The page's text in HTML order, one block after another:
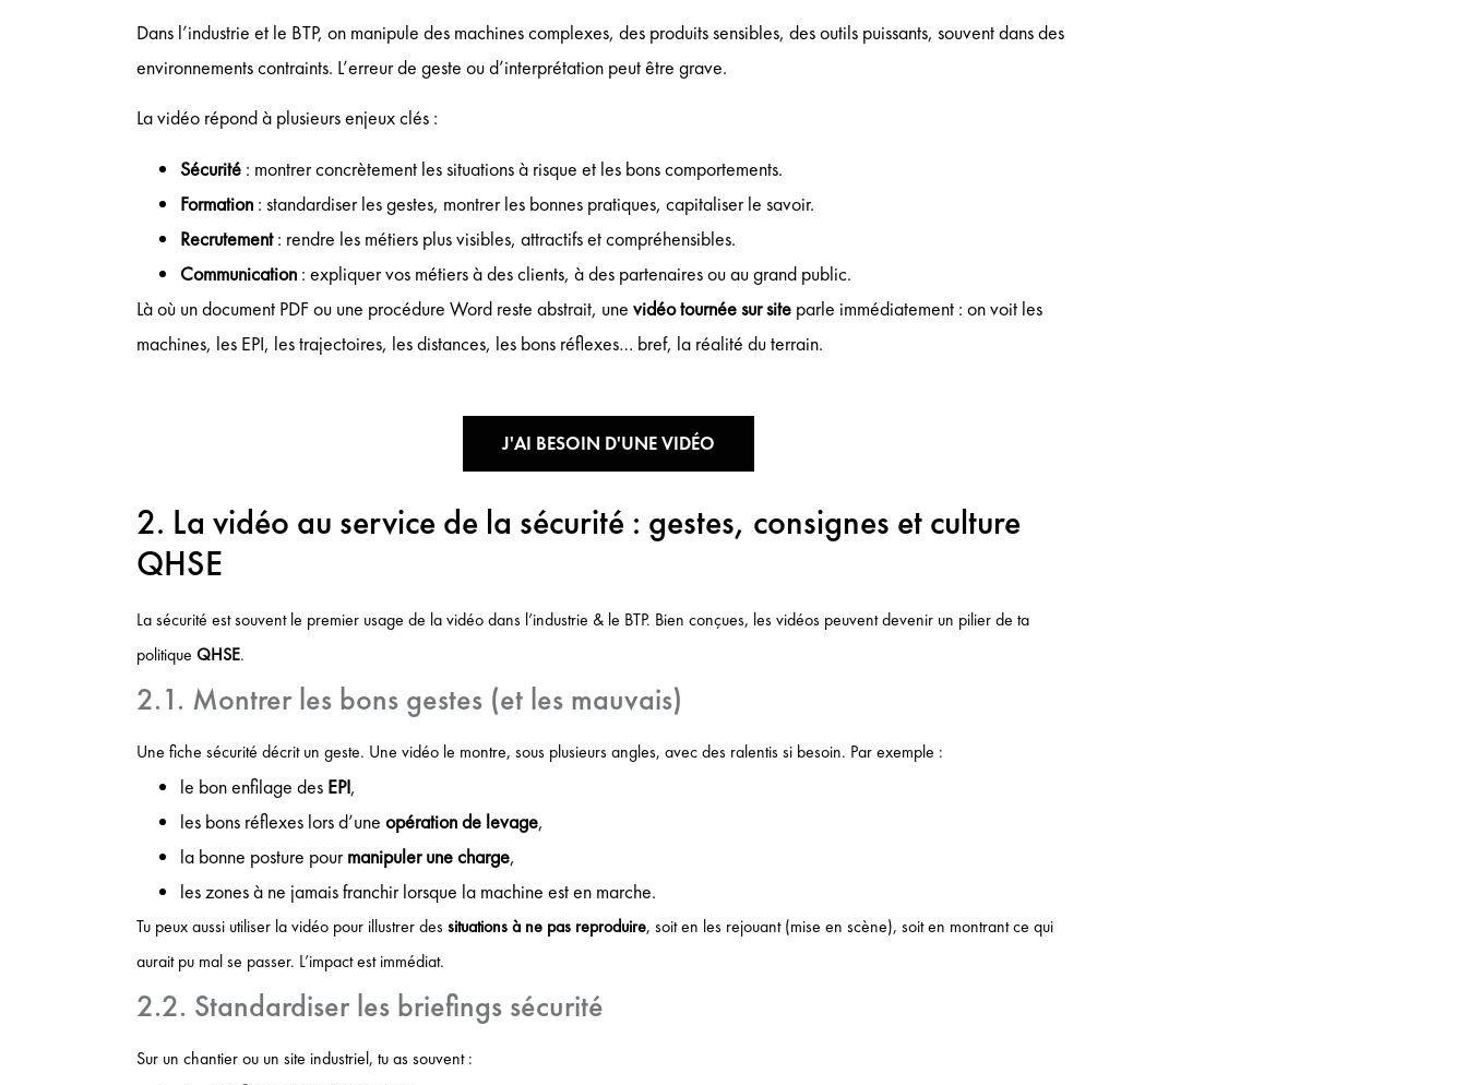
Dans l’industrie et le BTP, on manipule des machines complexes, des produits sensibles, des outils puissants, souvent dans des
environnements contraints. L’erreur de geste ou d’interprétation peut être grave.
La vidéo répond à plusieurs enjeux clés :
Sécurité : montrer concrètement les situations à risque et les bons comportements.
Formation : standardiser les gestes, montrer les bonnes pratiques, capitaliser le savoir.
Recrutement: rendre les métiers plus visibles, attractifs et compréhensibles.
Communication : expliquer vos métiers à des clients, à des partenaires ou au grand public.
Là où un document PDF ou une procédure Word reste abstrait, une vidéo tournée sur site parle immédiatement : on voit les
machines, les EPI, les trajectoires, les distances, les bons réflexes… bref, la réalité du terrain.
J'AI BESOIN D'UNE VIDÉO
2. La vidéo au service de la sécurité : gestes, consignes et culture
QHSE
La sécurité est souvent le premier usage de la vidéo dans l’industrie & le BTP. Bien conçues, les vidéos peuvent devenir un pilier de ta
politique QHSE.
2.1. Montrer les bons gestes (et les mauvais)
Une fiche sécurité décrit un geste. Une vidéo le montre, sous plusieurs angles, avec des ralentis si besoin. Par exemple :
le bon enfilage des EPI,
les bons réflexes lors d’une opération de levage,
la bonne posture pourmanipuler une charge,
les zones à ne jamais franchir lorsque la machine est en marche.
Tu peux aussi utiliser la vidéo pour illustrer des situations à ne pas reproduire, soit en les rejouant (mise en scène), soit en montrant ce qui
aurait pu mal se passer. L’impact est immédiat.
2.2. Standardiser les briefings sécurité
Sur un chantier ou un site industriel, tu as souvent :